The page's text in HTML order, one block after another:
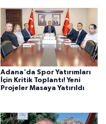
Adana'da Spor Yatırımları
İçin Kritik Toplantı! Yeni
Projeler Masaya Yatırıldı